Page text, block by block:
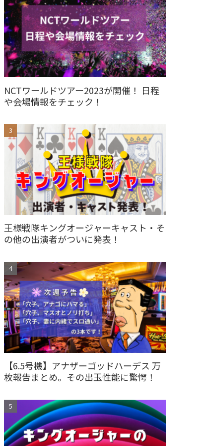
NCTワールドツアー2023が開催！ 日程
や会場情報をチェック！
王様戦隊キングオージャーキャスト・そ
の他の出演者がついに発表！
【6.5号機】アナザーゴッドハーデス 万
枚報告まとめ。その出玉性能に驚愕！